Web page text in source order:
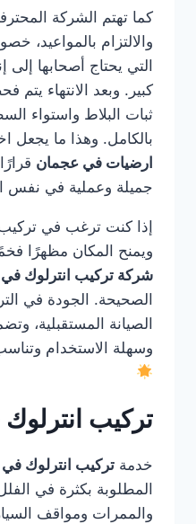
كما تهتم الشركة
والالتزام بالمواعيد،
التي يحتاج أصحابها
كبير. وبعد الانتهاء يتم
ثبات البلاط واستواء
بالكامل. وهذا ما يجعل
ارضيات في عجمان
جميلة وعملية في نفس
إذا كنت ترغب في
ويمنح المكان مظهرًا
شركة تركيب انترلوك
الصحيحة. الجودة في
الصيانة المستقبلية،
وسهلة الاستخدام
تركيب
خدمة تركيب انترلوك
المطلوبة بكثرة في
والممرات ومواقف